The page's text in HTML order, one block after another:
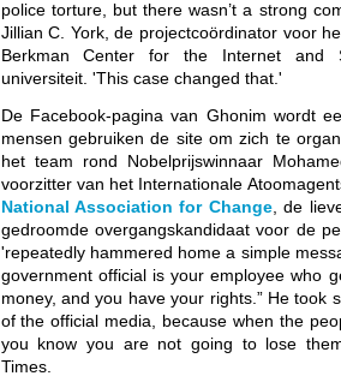
police torture, but there wasn’t a strong
Jillian C. York, de projectcoördinator voor
Berkman Center for the Internet and
universiteit. 'This case changed that.'
De Facebook-pagina van Ghonim wordt
mensen gebruiken de site om zich te
het team rond Nobelprijswinnaar
voorzitter van het Internationale
National Association for Change, de
gedroomde overgangskandidaat voor de
'repeatedly hammered home a simple
government official is your employee who
money, and you have your rights.” He took
of the official media, because when the
you know you are not going to lose
Times.